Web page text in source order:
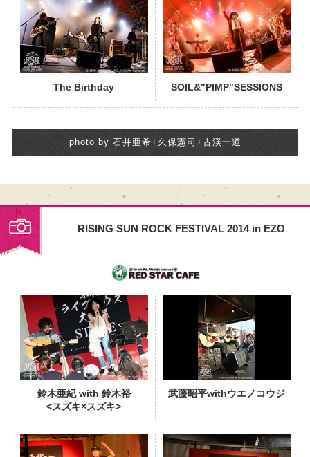
The Birthday SOIL&"PIMP"SESSIONS
photo by 石井亜希+久保憲司+古渓一道
RISING SUN ROCK FESTIVAL 2014 in EZO
鈴木亜紀 with 鈴木裕
<スズキ×スズキ>
武藤昭平withウエノコウジ
PHOTO
PHOTO